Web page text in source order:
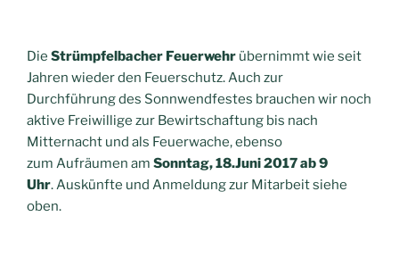
Die Strümpfelbacher Feuerwehr übernimmt wie seit
Jahren wieder den Feuerschutz. Auch zur
Durchführung des Sonnwendfestes brauchen wir noch
aktive Freiwillige zur Bewirtschaftung bis nach
Mitternacht und als Feuerwache, ebenso
zum Aufräumen am Sonntag, 18.Juni 2017 ab 9
Uhr. Auskünfte und Anmeldung zur Mitarbeit siehe
oben.